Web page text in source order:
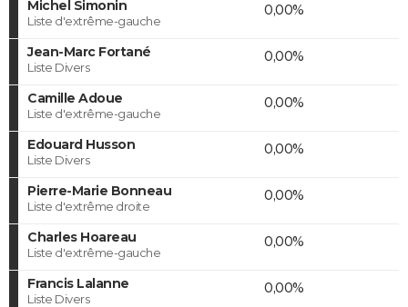
Michel Simonin
Liste d'extrême-gauche
0,00%
Jean-Marc Fortané
Liste Divers
0,00%
Camille Adoue
Liste d'extrême-gauche
0,00%
Edouard Husson
Liste Divers
0,00%
Pierre-Marie Bonneau
Liste d'extrême droite
0,00%
Charles Hoareau
Liste d'extrême-gauche
0,00%
Francis Lalanne
Liste Divers
0,00%